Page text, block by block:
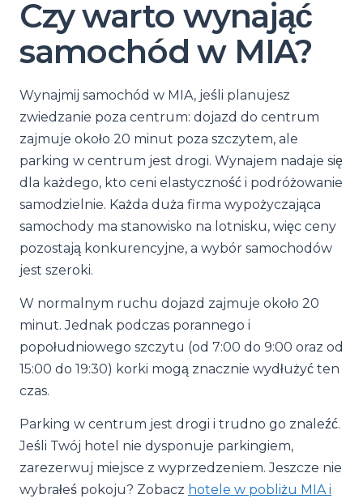
Czy warto wynająć
samochód w MIA?
Wynajmij samochód w MIA, jeśli planujesz
zwiedzanie poza centrum: dojazd do centrum
zajmuje około 20 minut poza szczytem, ale
parking w centrum jest drogi. Wynajem nadaje się
dla każdego, kto ceni elastyczność i podróżowanie
samodzielnie. Każda duża firma wypożyczająca
samochody ma stanowisko na lotnisku, więc ceny
pozostają konkurencyjne, a wybór samochodów
jest szeroki.
W normalnym ruchu dojazd zajmuje około 20
minut. Jednak podczas porannego i
popołudniowego szczytu (od 7:00 do 9:00 oraz od
15:00 do 19:30) korki mogą znacznie wydłużyć ten
czas.
Parking w centrum jest drogi i trudno go znaleźć.
Jeśli Twój hotel nie dysponuje parkingiem,
zarezerwuj miejsce z wyprzedzeniem. Jeszcze nie
wybrałeś pokoju? Zobacz hotele w pobliżu MIA i